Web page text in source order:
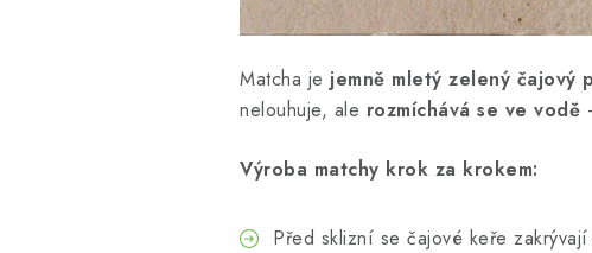
Matcha je jemně mletý zelený čajový
nelouhuje, ale rozmíchává se ve vodě
Výroba matchy krok za krokem:
Před sklizní se čajové keře